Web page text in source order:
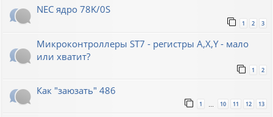
NEC ядро 78K/0S
1 2 3
Микроконтроллеры ST7 - регистры A,X,Y - мало
или хватит?
1 2
Как "заюзать" 486
1 10 11 12 13